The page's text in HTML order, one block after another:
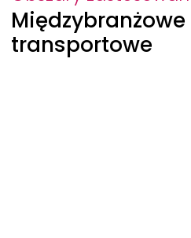
transportowe